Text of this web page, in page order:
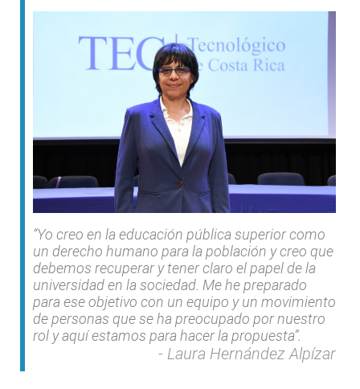
“Yo creo en la educación pública superior como
un derecho humano para la población y creo que
debemos recuperar y tener claro el papel de la
universidad en la sociedad. Me he preparado
para ese objetivo con un equipo y un movimiento
de personas que se ha preocupado por nuestro
rol y aquí estamos para hacer la propuesta”.
Laura Hernández Alpízar